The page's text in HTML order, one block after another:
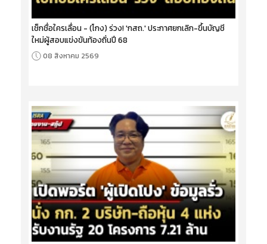
เช็กชื่อใครเลื่อน - (โกง) ร่วง! 'กสถ.' ประกาศยกเลิก-ขึ้นบัญชี
ใหม่ผู้สอบแข่งขันท้องถิ่นปี 68
08 สิงหาคม 2569